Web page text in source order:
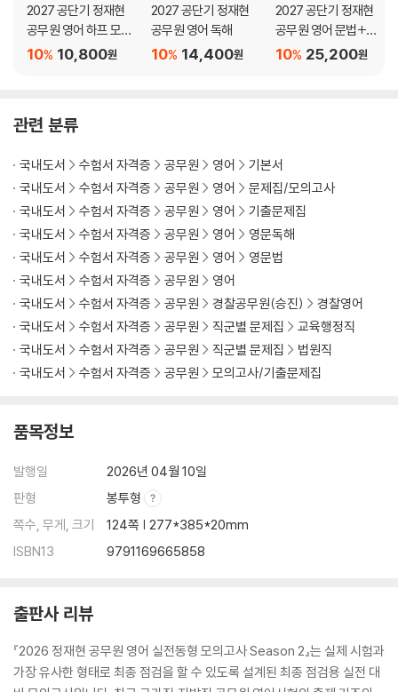
2027 공단기 정재현
공무원 영어 하프 모의
고사 Season 1: Esse
10,800원
10%
2027 공단기 정재현
공무원 영어 독해
14,400원
10%
2027 공단기 정재현
공무원 영어 문법+구
문
25,200원
10%
관련 분류
국내도서 수험서 자격증 공무원 영어
기본서
국내도서
수험서 자격증 공무원 영어
문제집/모의고사
국내도서
수험서 자격증 공무원 영어
기출문제집
국내도서
수험서 자격증 공무원 영어
영문독해
국내도서
수험서 자격증 공무원 영어
영문법
국내도서
수험서 자격증 공무원
영어
국내도서
수험서 자격증 공무원 경찰공무원(승진)
경찰영어
국내도서
수험서 자격증 공무원 직군별 문제집
교육행정직
국내도서
수험서 자격증 공무원 직군별 문제집
법원직
국내도서
수험서 자격증 공무원 모의고사/기출문제집
품목정보
발행일
2026년 04월 10일
판형
봉투형
쪽수, 무게, 크기
124쪽 | 277*385*20mm
ISBN13
9791169665858
출판사 리뷰
『2026 정재현 공무원 영어 실전동형 모의고사 Season 2』는 실제 시험과
가장 유사한 형태로 최종 점검을 할 수 있도록 설계된 최종 점검용 실전 대